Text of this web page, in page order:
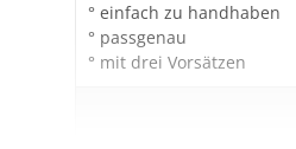
° einfach zu handhaben
° passgenau
° mit drei Vorsätzen